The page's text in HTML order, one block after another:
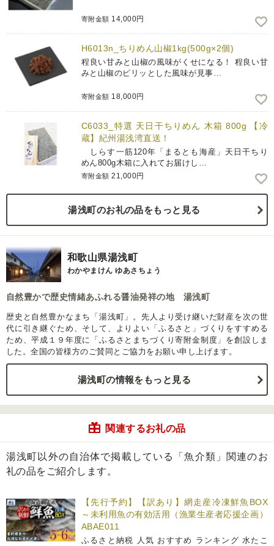
寄附金額 14,000円
H6013n_ちりめん山椒1kg(500g×2個)
程良い甘みと山椒の風味がくせになる！ 程良い甘
みと山椒のピリッとした風味が見事…
寄附金額 18,000円
C6033_特選 天日干ちりめん 木箱 800g 【冷
蔵】紀州湯浅湾直送！
しらす一筋120年「まるとも海産」天日干ちり
めん800g木箱に入れてお届けし…
寄附金額 21,000円
湯浅町のお礼の品をもっと見る
和歌山県湯浅町
わかやまけん ゆあさちょう
自然豊かで歴史情緒あふれる醤油発祥の地 湯浅町
歴史と自然豊かなまち「湯浅町」。先人より受け継いだ財産を次の世
代に引き継ぐため、そして、よりよい「ふるさと」づくりをすすめる
ため、平成１９年度に「ふるさとまちづくり寄附金制度」を創設しま
した。全国の皆様方のご賛同とご協力をお願い申し上げます。
湯浅町の情報をもっと見る
関連するお礼の品
湯浅町以外の自治体で掲載している「魚介類」関連のお
礼の品をご紹介します。
【先行予約】【訳あり】網走産冷凍鮮魚BOX
～未利用魚の有効活用（漁業生産者応援企画）
ABAE011
ふるさと納税 人気 おすすめ ランキング 水たこ